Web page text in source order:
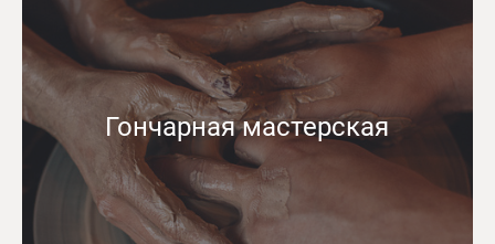
Гончарная мастерская